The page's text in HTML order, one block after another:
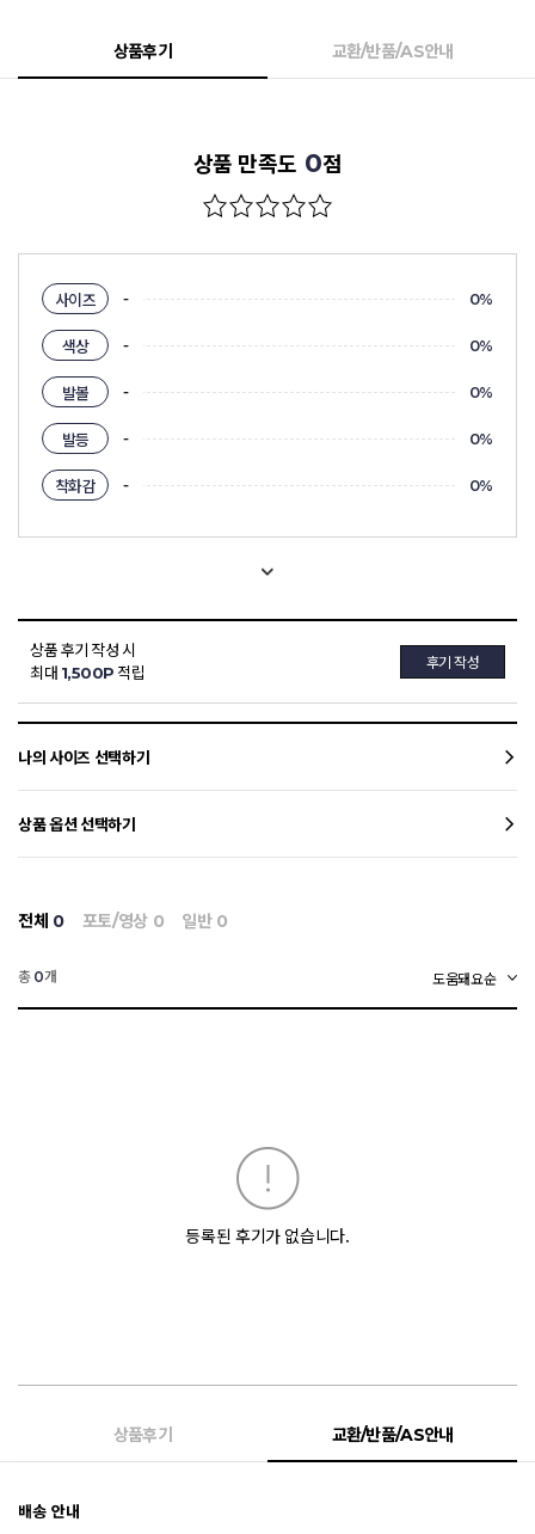
상품후기 교환/반품/AS안내
상품 만족도 0점
사이즈 - 0%
색상 - 0%
발볼 - 0%
발등 - 0%
착화감 - 0%
상품 후기 작성 시
최대 1,500P 적립
후기 작성
나의 사이즈 선택하기
상품 옵션 선택하기
전체 0 포토/영상 0 일반 0
총 0개
등록된 후기가 없습니다.
상품후기 교환/반품/AS안내
배송 안내